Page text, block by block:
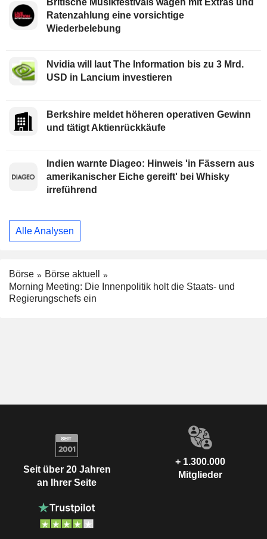
Britische Musikfestivals wagen mit Extras und
Ratenzahlung eine vorsichtige
Wiederbelebung
Nvidia will laut The Information bis zu 3 Mrd.
USD in Lancium investieren
Berkshire meldet höheren operativen Gewinn
und tätigt Aktienrückkäufe
Indien warnte Diageo: Hinweis 'in Fässern aus
amerikanischer Eiche gereift' bei Whisky
irreführend
Alle Analysen
Börse
Börse aktuell
Morning Meeting: Die Innenpolitik holt die Staats- und
Regierungschefs ein
Seit über 20 Jahren
an Ihrer Seite
+ 1.300.000
Mitglieder